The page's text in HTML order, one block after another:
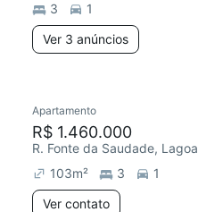
3
1
Ver 3 anúncios
Redecorar
Apartamento
R$ 1.460.000
R. Fonte da Saudade, Lagoa
103m² 3
1
Ver contato